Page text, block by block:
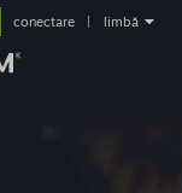
conectare limbă